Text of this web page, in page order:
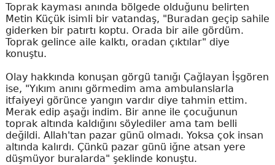
Toprak kayması anında bölgede olduğunu belirten
Metin Küçük isimli bir vatandaş, "Buradan geçip sahile
giderken bir patırtı koptu. Orada bir aile gördüm.
Toprak gelince aile kalktı, oradan çıktılar" diye
konuştu.
Olay hakkında konuşan görgü tanığı Çağlayan İşgören
ise, "Yıkım anını görmedim ama ambulanslarla
itfaiyeyi görünce yangın vardır diye tahmin ettim.
Merak edip aşağı indim. Bir anne ile çocuğunun
toprak altında kaldığını söylediler ama tam belli
değildi. Allah'tan pazar günü olmadı. Yoksa çok insan
altında kalırdı. Çünkü pazar günü iğne atsan yere
düşmüyor buralarda" şeklinde konuştu.